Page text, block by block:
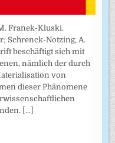
Franek-Kluski.
Schrenck-Notzing, A.
beschäftigt sich mit
nämlich der durch
von
dieser Phänomene
[...]